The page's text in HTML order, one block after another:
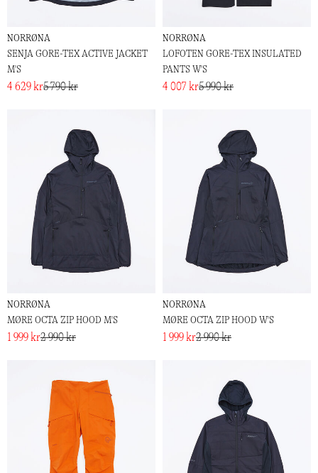
NORRØNA
SENJA GORE-TEX ACTIVE JACKET
M'S
4 629 kr5 790 kr
NORRØNA
LOFOTEN GORE-TEX INSULATED
PANTS W'S
4 007 kr5 990 kr
NORRØNA
MØRE OCTA ZIP HOOD M'S
1 999 kr2 990 kr
NORRØNA
MØRE OCTA ZIP HOOD W'S
1 999 kr2 990 kr